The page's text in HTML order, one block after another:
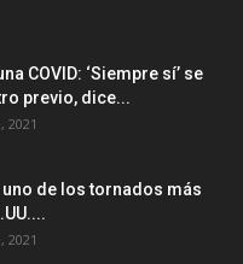
COVID: ‘Siempre sí’ se
previo, dice...
2021
de los tornados más
2021